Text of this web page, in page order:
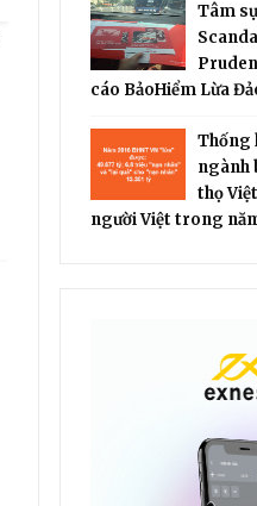
Tâm
cáo BảoHiểm Lừa
Thống
ngành
thọ
người Việt trong